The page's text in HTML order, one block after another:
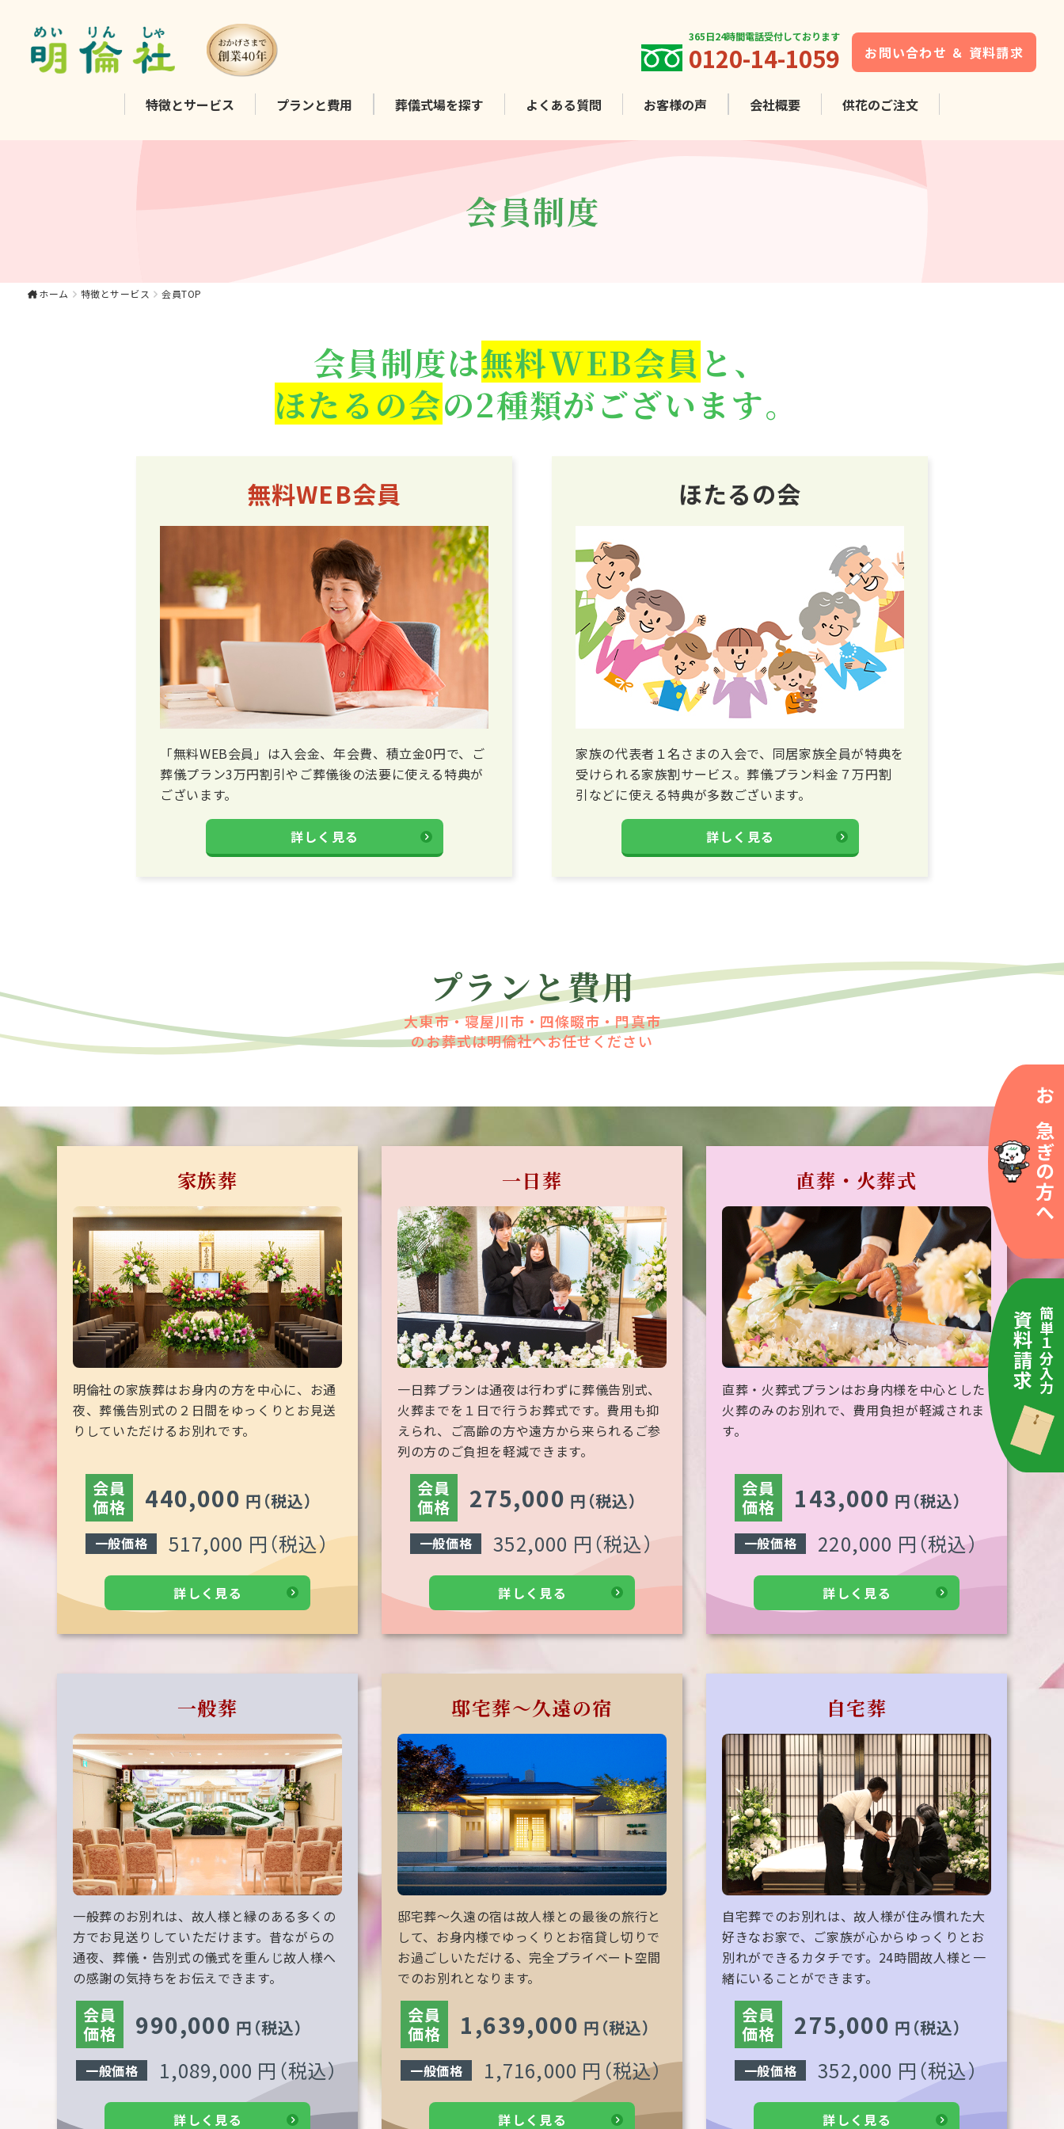
屋川市・四條畷市・門
365日24時間電話受付しております
0120-14-1059 お問い合わせ ＆ 資料請求
特徴とサービス プランと費用 葬儀式場を探す よくある質問 お客様の声 会社概要 供花のご注文
お急ぎの方へ
簡単１分入力
資料請求
会員制度
ホーム 特徴とサービス 会員TOP
会員制度は無料WEB会員 と、
ほたるの会の2種類がございます。
無料WEB会員
「無料WEB会員」は入会金、年会費、積立金0円で、ご
葬儀プラン3万円割引やご葬儀後の法要に使える特典が
ございます。
詳しく見る
ほたるの会
家族の代表者１名さまの入会で、同居家族全員が特典を
受けられる家族割サービス。葬儀プラン料金７万円割
引などに使える特典が多数ございます。
詳しく見る
プランと費用
大東市・寝屋川市・四條畷市・門真市
のお葬式は明倫社へお任せください
家族葬
明倫社の家族葬はお身内の方を中心に、お通
夜、葬儀告別式の２日間をゆっくりとお見送
りしていただけるお別れです。
会員
価格
440,000 円 （税込）
一般価格 517,000 円 （税込）
詳しく見る
一日葬
一日葬プランは通夜は行わずに葬儀告別式、
火葬までを１日で行うお葬式です。費用も抑
えられ、ご高齢の方や遠方から来られるご参
列の方のご負担を軽減できます。
会員
価格
275,000 円 （税込）
一般価格 352,000 円 （税込）
詳しく見る
直葬・火葬式
直葬・火葬式プランはお身内様を中心とした
火葬のみのお別れで、費用負担が軽減されま
す。
会員
価格
143,000 円 （税込）
一般価格 220,000 円 （税込）
詳しく見る
一般葬
一般葬のお別れは、故人様と縁のある多くの
方でお見送りしていただけます。昔ながらの
通夜、葬儀・告別式の儀式を重んじ故人様へ
の感謝の気持ちをお伝えできます。
会員
価格
990,000 円 （税込）
一般価格 1,089,000 円 （税込）
詳しく見る
邸宅葬～久遠の宿
邸宅葬～久遠の宿は故人様との最後の旅行と
して、お身内様でゆっくりとお宿貸し切りで
お過ごしいただける、完全プライベート空間
でのお別れとなります。
会員
価格
1,639,000 円 （税込）
一般価格 1,716,000 円 （税込）
詳しく見る
自宅葬
自宅葬でのお別れは、故人様が住み慣れた大
好きなお家で、ご家族が心からゆっくりとお
別れができるカタチです。24時間故人様と一
緒にいることができます。
会員
価格
275,000 円 （税込）
一般価格 352,000 円 （税込）
詳しく見る